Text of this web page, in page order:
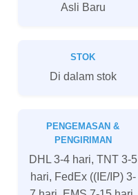
Asli Baru
STOK
Di dalam stok
PENGEMASAN &
PENGIRIMAN
DHL 3-4 hari, TNT 3-5
hari, FedEx ((IE/IP) 3-